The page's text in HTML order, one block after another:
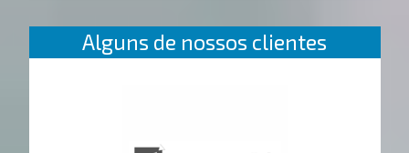
Alguns de nossos clientes